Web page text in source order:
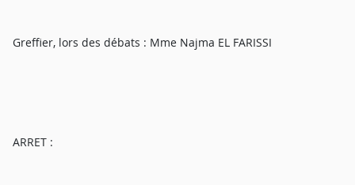
Greffier, lors des débats : Mme Najma EL FARISSI
ARRET :